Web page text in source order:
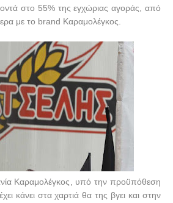
στο 55% της εγχώριας αγοράς, από
με το brand Καραμολέγκος.
Καραμολέγκος, υπό την προϋπόθεση
κάνει στα χαρτιά θα της βγει και στην